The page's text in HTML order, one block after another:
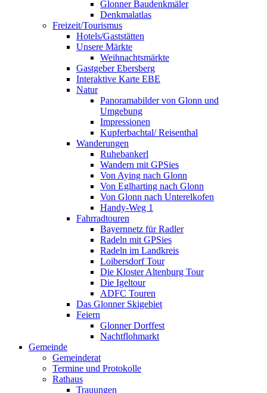
Glonner Baudenkmäler
Denkmalatlas
Freizeit/Tourismus
Hotels/Gaststätten
Unsere Märkte
Weihnachtsmärkte
Gastgeber Ebersberg
Interaktive Karte EBE
Natur
Panoramabilder von Glonn und
Umgebung
Impressionen
Kupferbachtal/ Reisenthal
Wanderungen
Ruhebankerl
Wandern mit GPSies
Von Aying nach Glonn
Von Eglharting nach Glonn
Von Glonn nach Unterelkofen
Handy-Weg 1
Fahrradtouren
Bayernnetz für Radler
Radeln mit GPSies
Radeln im Landkreis
Loibersdorf Tour
Die Kloster Altenburg Tour
Die Igeltour
ADFC Touren
Das Glonner Skigebiet
Feiern
Glonner Dorffest
Nachtflohmarkt
Gemeinde
Gemeinderat
Termine und Protokolle
Rathaus
Trauungen